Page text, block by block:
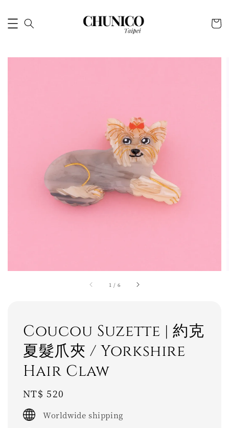
1 / 6
Coucou Suzette | 約克
夏髮爪夾 / Yorkshire
Hair Claw
Regular
price
NT$ 520
Worldwide shipping